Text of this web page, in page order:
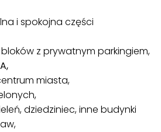
i spokojna części
z prywatnym parkingiem,
miasta,
dziedziniec, inne budynki